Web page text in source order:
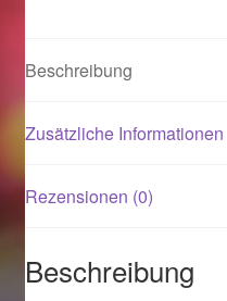
Ostergeschenke finden für
Ostergeschenke finden für
Menge
Beschreibung
Zusätzliche Informationen
Rezensionen (0)
Beschreibung